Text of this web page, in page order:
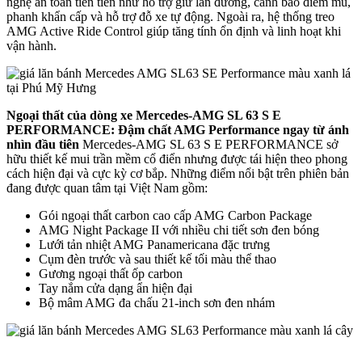
phanh khẩn cấp và hỗ trợ đỗ xe tự động. Ngoài ra, hệ thống treo
AMG Active Ride Control giúp tăng tính ổn định và linh hoạt khi
vận hành.
Ngoại thất của dòng xe Mercedes-AMG SL 63 S E
PERFORMANCE: Đậm chất AMG Performance ngay từ ánh
nhìn đầu tiên Mercedes-AMG SL 63 S E PERFORMANCE sở
hữu thiết kế mui trần mềm cổ điển nhưng được tái hiện theo phong
cách hiện đại và cực kỳ cơ bắp. Những điểm nổi bật trên phiên bản
đang được quan tâm tại Việt Nam gồm:
Gói ngoại thất carbon cao cấp AMG Carbon Package
AMG Night Package II với nhiều chi tiết sơn đen bóng
Lưới tản nhiệt AMG Panamericana đặc trưng
Cụm đèn trước và sau thiết kế tối màu thể thao
Gương ngoại thất ốp carbon
Tay nắm cửa dạng ẩn hiện đại
Bộ mâm AMG đa chấu 21-inch sơn đen nhám